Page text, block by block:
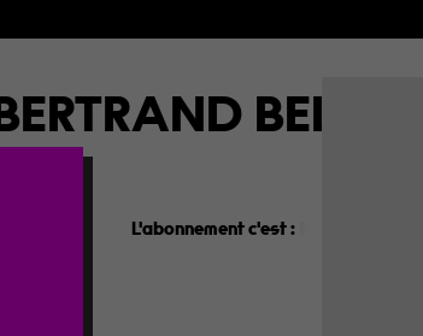
BERTRAND BELIN
L'abonnement c'est :